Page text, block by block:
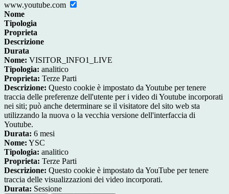
www.youtube.com
Nome
Tipologia
Proprieta
Descrizione
Durata
Nome: VISITOR_INFO1_LIVE
Tipologia: analitico
Proprieta: Terze Parti
Descrizione: Questo cookie è impostato da Youtube per tenere
traccia delle preferenze dell'utente per i video di Youtube incorporati
nei siti; può anche determinare se il visitatore del sito web sta
utilizzando la nuova o la vecchia versione dell'interfaccia di
Youtube.
Durata: 6 mesi
Nome: YSC
Tipologia: analitico
Proprieta: Terze Parti
Descrizione: Questo cookie è impostato da YouTube per tenere
traccia delle visualizzazioni dei video incorporati.
Durata: Sessione